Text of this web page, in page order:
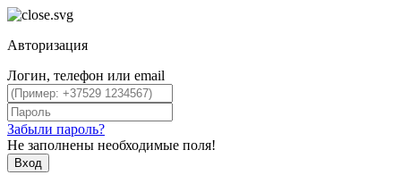
Авторизация
Логин, телефон или email
Забыли пароль?
Не заполнены необходимые поля!
Вход